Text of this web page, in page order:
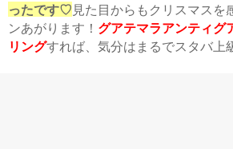
ったです♡ 見た目からもクリスマスを
ンあがります！ グアテマラアンティグ
リングすれば、気分はまるでスタバ上